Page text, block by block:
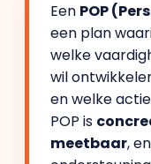
Een POP
een plan
welke
wil
en welke
POP is
meetbaar,